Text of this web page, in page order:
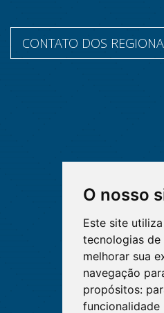
O nosso
Este site
tecnologias de
melhorar sua
navegação
propósitos:
CONTATO DOS